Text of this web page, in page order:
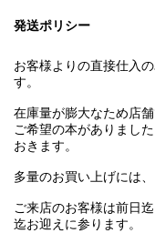
発送ポリシー
お客様よりの直接仕入
す。
在庫量が膨大なため店
ご希望の本がありまし
おきます。
多量のお買い上げには
ご来店のお客様は前日
迄お迎えに参ります。